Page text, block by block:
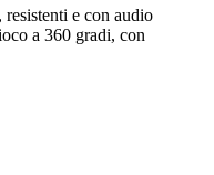
e con audio
a 360 gradi, con